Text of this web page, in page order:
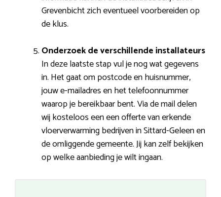
Grevenbicht zich eventueel voorbereiden op
de klus.
Onderzoek de verschillende installateurs
In deze laatste stap vul je nog wat gegevens
in. Het gaat om postcode en huisnummer,
jouw e-mailadres en het telefoonnummer
waarop je bereikbaar bent. Via de mail delen
wij kosteloos een een offerte van erkende
vloerverwarming bedrijven in Sittard-Geleen en
de omliggende gemeente. Jij kan zelf bekijken
op welke aanbieding je wilt ingaan.